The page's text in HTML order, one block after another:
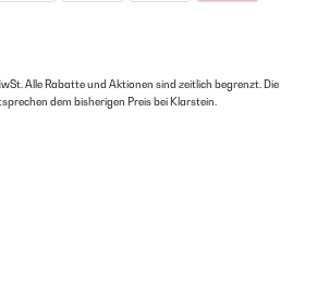
Alle Rabatte und Aktionen sind zeitlich begrenzt. Die
dem bisherigen Preis bei Klarstein.